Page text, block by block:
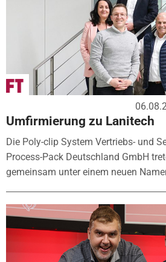
Umfirmierung zu Lanitech
Die Poly-clip System Vertriebs- und
Process-Pack Deutschland GmbH
gemeinsam unter einem neuen